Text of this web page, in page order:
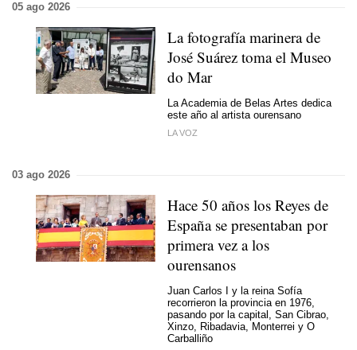
05 ago 2026
La fotografía marinera de
José Suárez toma el Museo
do Mar
La Academia de Belas Artes dedica
este año al artista ourensano
LA VOZ
03 ago 2026
Hace 50 años los Reyes de
España se presentaban por
primera vez a los
ourensanos
Juan Carlos I y la reina Sofía
recorrieron la provincia en 1976,
pasando por la capital, San Cibrao,
Xinzo, Ribadavia, Monterrei y O
Carballiño